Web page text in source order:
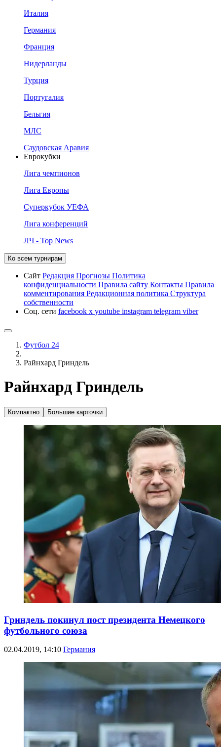
Италия
Германия
Франция
Нидерланды
Турция
Португалия
Бельгия
МЛС
Саудовская Аравия
Еврокубки
Лига чемпионов
Лига Европы
Суперкубок УЕФА
Лига конференций
ЛЧ - Top News
Ко всем турнирам
Сайт Редакция Прогнозы Политика
конфиденциальности Правила сайту Контакты Правила
комментирования Редакционная политика Структура
собственности
Соц. сети facebook x youtube instagram telegram viber
Футбол 24
Райнхард Гриндель
Райнхард Гриндель
Компактно Большие карточки
Гриндель покинул пост президента Немецкого
футбольного союза
02.04.2019, 14:10 Германия